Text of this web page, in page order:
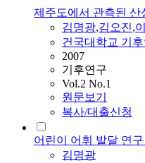
제주도에서 관측된 산
김명광,김오진,
건국대학교 기
2007
기후연구
Vol.2 No.1
원문보기
복사/대출신청
어린이 어휘 발달 연
김명광